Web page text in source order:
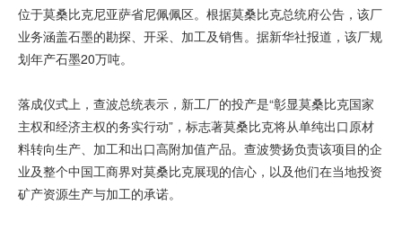
位于莫桑比克尼亚萨省尼佩佩区。根据莫桑比克总统府公告，该厂
业务涵盖石墨的勘探、开采、加工及销售。据新华社报道，该厂规
划年产石墨20万吨。
落成仪式上，查波总统表示，新工厂的投产是“彰显莫桑比克国家
主权和经济主权的务实行动”，标志著莫桑比克将从单纯出口原材
料转向生产、加工和出口高附加值产品。查波赞扬负责该项目的企
业及整个中国工商界对莫桑比克展现的信心，以及他们在当地投资
矿产资源生产与加工的承诺。